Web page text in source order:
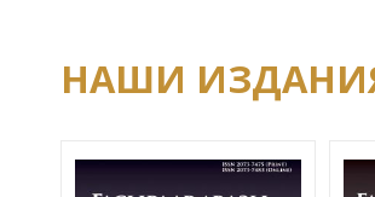
НАШИ